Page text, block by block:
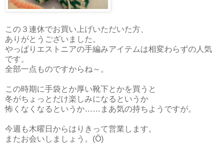
この３連休でお買い上げいただいた方、
ありがとうございました。
やっぱりエストニアの手編みアイテムは相変わらずの人気
です。
全部一点ものですからね～。
この時期に手袋とか厚い靴下とかを買うと
冬がちょっとだけ楽しみになるというか
怖くなくなるというか……まあ気の持ちようですが。
今週も木曜日からはりきって営業します。
またお会いしましょう。(Ö)